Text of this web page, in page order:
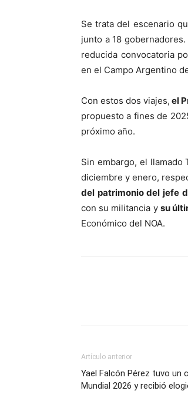
Se trata del escenario
junto a 18
reducida convocatoria
en el Campo Argentino
Con estos dos viajes, el
propuesto a fines de
próximo año.
Sin embargo, el
diciembre y enero,
del patrimonio del jefe
con su militancia y su
Económico del NOA.
Artículo anterior
Yael Falcón Pérez tuvo un
Mundial 2026 y recibió